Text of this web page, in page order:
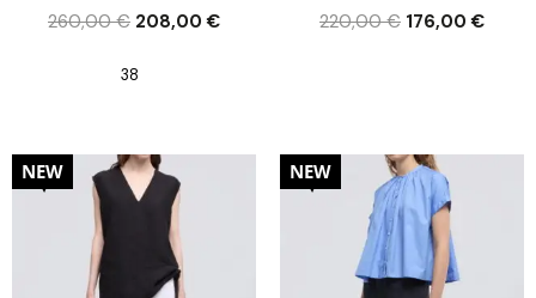
260,00€ 208,00€
38
220,00€ 176,00€
20%
NEW 20%
NEW